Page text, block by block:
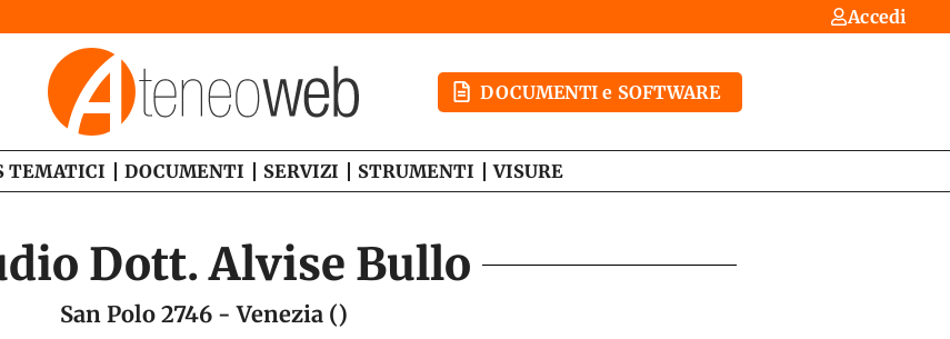
Accedi
DOCUMENTI e SOFTWARE
TEMATICI DOCUMENTI SERVIZI STRUMENTI VISURE
Dott. Alvise Bullo
San Polo 2746 - Venezia ()